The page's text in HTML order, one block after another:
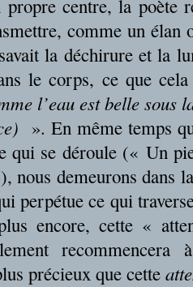
propre centre, la poète
comme un
la déchirure et la
le corps, ce que
l’eau est belle sous
». En même temps
qui se déroule (« Un
nous demeurons dans
perpétue ce qui
encore, cette «
précieux que cette